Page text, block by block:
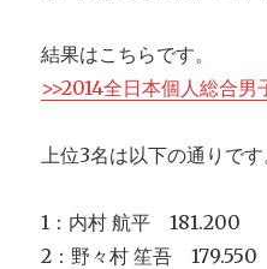
結果はこちらです。
>>2014全日本個人総合男
上位3名は以下の通りです
1：内村 航平 181.200
2：野々村 笙吾 179.550